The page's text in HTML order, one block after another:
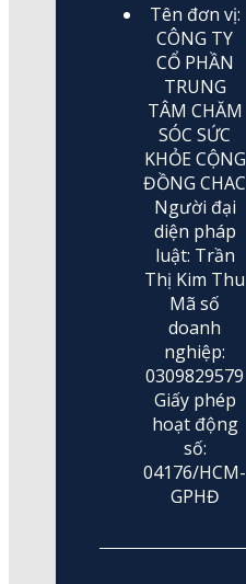
Tên đơn vị:
CÔNG TY
CỔ PHẦN
TRUNG
TÂM CHĂM
SÓC SỨC
KHỎE CỘNG
ĐỒNG CHAC
Người đại
diện pháp
luật: Trần
Thị Kim Thu
Mã số
doanh
nghiệp:
0309829579
Giấy phép
hoạt động
số:
04176/HCM-
GPHĐ